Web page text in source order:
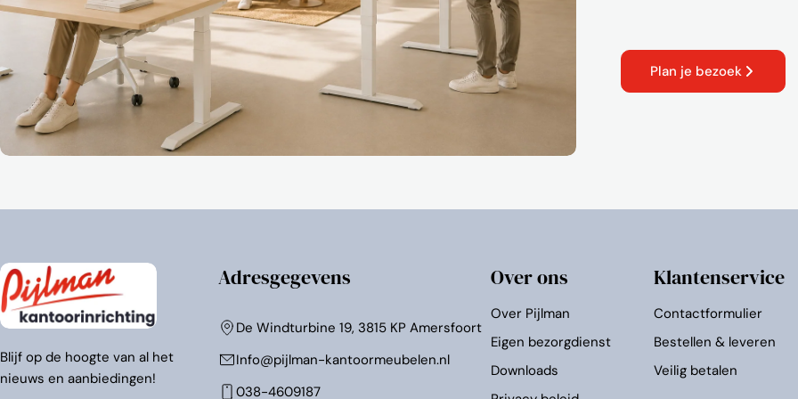
Plan je bezoek
Blijf op de hoogte van al het
nieuws en aanbiedingen!
Adresgegevens
De Windturbine 19, 3815 KP Amersfoort
Info@pijlman-kantoormeubelen.nl
038-4609187
Over ons
Over Pijlman
Eigen bezorgdienst
Downloads
Klantenservice
Contactformulier
Bestellen & leveren
Veilig betalen